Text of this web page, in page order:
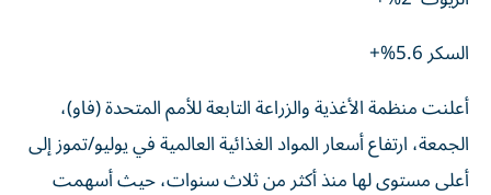
السكر 5.6%+
أعلنت منظمة الأغذية والزراعة التابعة للأمم المتحدة (فاو)،
الجمعة، ارتفاع أسعار المواد الغذائية العالمية في يوليو/تموز إلى
أعلى مستوى لها منذ أكثر من ثلاث سنوات، ‌حيث أسهمت